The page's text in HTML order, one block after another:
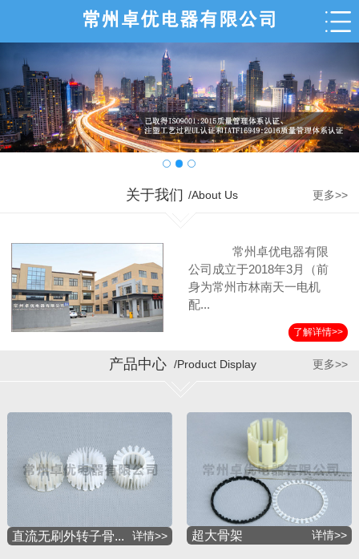
关于我们 /About Us 更多>>
常州卓优电器有限
公司成立于2018年3月（前
身为常州市林南天一电机
配...
了解详情>>
产品中心 /Product Display 更多>>
直流无刷外转子骨... 详情>> 超大骨架 详情>>